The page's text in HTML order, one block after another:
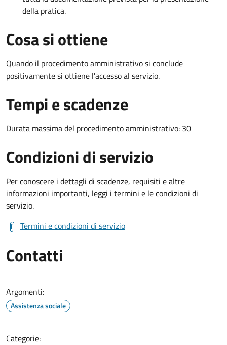
della pratica.
Cosa si ottiene
Quando il procedimento amministrativo si conclude
positivamente si ottiene l'accesso al servizio.
Tempi e scadenze
Durata massima del procedimento amministrativo: 30
Condizioni di servizio
Per conoscere i dettagli di scadenze, requisiti e altre
informazioni importanti, leggi i termini e le condizioni di
servizio.
Termini e condizioni di servizio
Contatti
Argomenti:
Assistenza sociale
Categorie: